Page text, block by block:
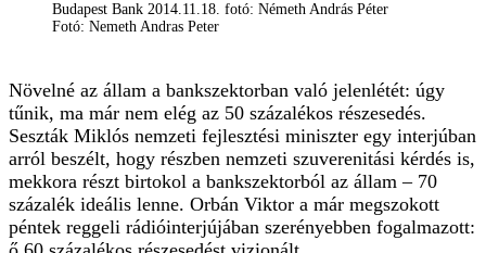
Budapest Bank 2014.11.18. fotó: Németh András Péter
Fotó: Nemeth Andras Peter
Növelné az állam a bankszektorban való jelenlétét: úgy
tűnik, ma már nem elég az 50 százalékos részesedés.
Seszták Miklós nemzeti fejlesztési miniszter egy interjúban
arról beszélt, hogy részben nemzeti szuverenitási kérdés is,
mekkora részt birtokol a bankszektorból az állam – 70
százalék ideális lenne. Orbán Viktor a már megszokott
péntek reggeli rádióinterjújában szerényebben fogalmazott: